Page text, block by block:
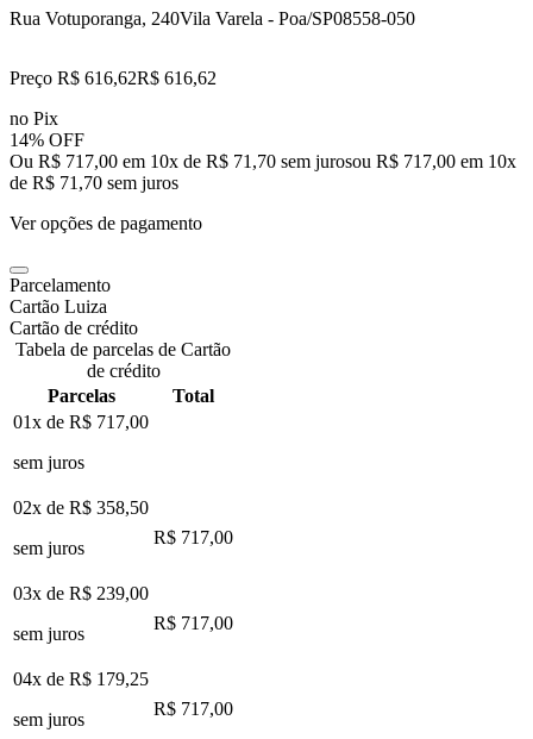
Rua Votuporanga, 240Vila Varela - Poa/SP08558-050
Preço R$ 616,62R$ 616,62
no Pix
14% OFF
Ou R$ 717,00 em 10x de R$ 71,70 sem jurosou R$ 717,00 em 10x
de R$ 71,70 sem juros
Ver opções de pagamento
Parcelamento
Cartão Luiza
Cartão de crédito
Tabela de parcelas de Cartão
de crédito
Parcelas
Total
01x de R$ 717,00
sem juros
02x de R$ 358,50
sem juros
R$ 717,00
03x de R$ 239,00
sem juros
R$ 717,00
04x de R$ 179,25
sem juros
R$ 717,00